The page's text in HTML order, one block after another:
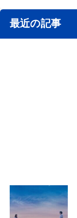
最近の記事